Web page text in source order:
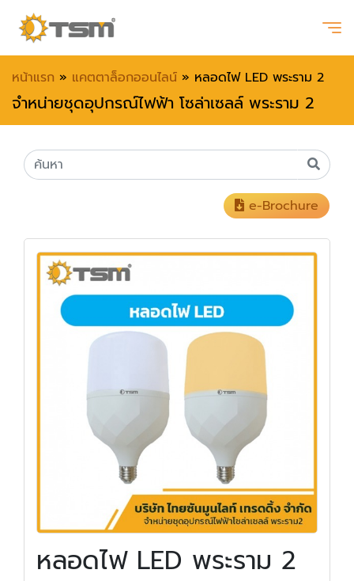
หน้าแรก » แคตตาล็อกออนไลน์ » หลอดไฟ LED พระราม 2
จำหน่ายชุดอุปกรณ์ไฟฟ้า โซล่าเซลล์ พระราม 2
e-Brochure
หลอดไฟ LED พระราม 2